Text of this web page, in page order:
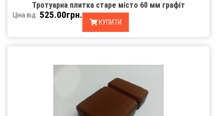
Тротуарна плитка старе місто 60 мм графіт
Ціна від: 525.00грн.
КУПИТИ